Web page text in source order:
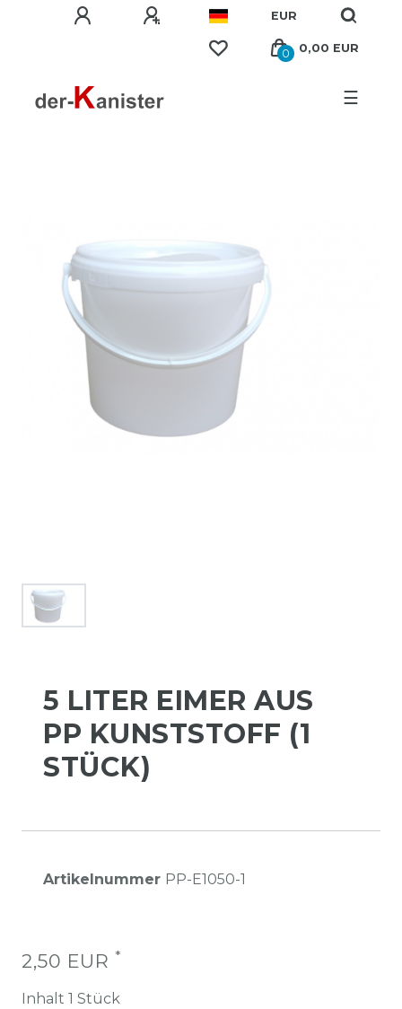
EUR
0 0,00 EUR
☰
5 LITER EIMER AUS
PP KUNSTSTOFF (1
STÜCK)
Artikelnummer PP-E1050-1
2,50 EUR *
Inhalt 1 Stück